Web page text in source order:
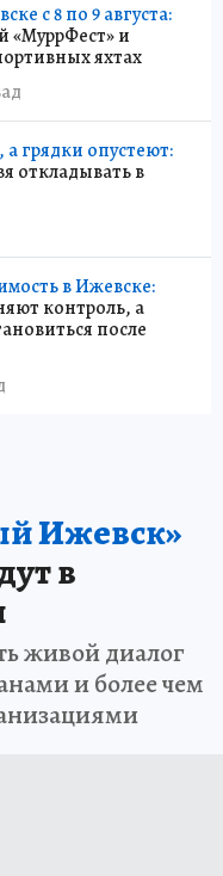
с 8 по 9 августа:
«МуррФест» и
яхтах
грядки опустеют:
откладывать в
в Ижевске:
контроль, а
после
Ижевск»
в
живой диалог
и более чем